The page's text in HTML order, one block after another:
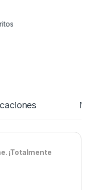
¡Totalmente